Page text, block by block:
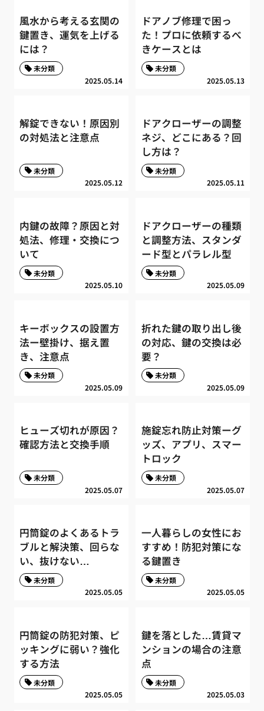
風水から考える玄関の
鍵置き、運気を上げる
には？
2025.05.14
未分類
ドアノブ修理で困っ
た！プロに依頼するべ
きケースとは
2025.05.13
未分類
解錠できない！原因別
の対処法と注意点
2025.05.12
未分類
ドアクローザーの調整
ネジ、どこにある？回
し方は？
2025.05.11
未分類
内鍵の故障？原因と対
処法、修理・交換につ
いて
2025.05.10
未分類
ドアクローザーの種類
と調整方法、スタンダ
ード型とパラレル型
2025.05.09
未分類
キーボックスの設置方
法ー壁掛け、据え置
き、注意点
2025.05.09
未分類
折れた鍵の取り出し後
の対応、鍵の交換は必
要？
2025.05.09
未分類
ヒューズ切れが原因？
確認方法と交換手順
2025.05.07
未分類
施錠忘れ防止対策ーグ
ッズ、アプリ、スマー
トロック
2025.05.07
未分類
円筒錠のよくあるトラ
ブルと解決策、回らな
い、抜けない…
2025.05.05
未分類
一人暮らしの女性にお
すすめ！防犯対策にな
る鍵置き
2025.05.05
未分類
円筒錠の防犯対策、ピ
ッキングに弱い？強化
する方法
2025.05.05
未分類
鍵を落とした…賃貸マ
ンションの場合の注意
点
2025.05.03
未分類